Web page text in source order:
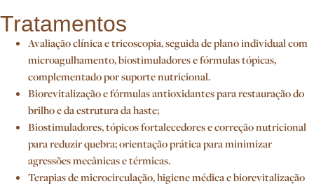
Tratamentos
Avaliação clínica e tricoscopia, seguida de plano individual com
microagulhamento, biostimuladores e fórmulas tópicas,
complementado por suporte nutricional.
Biorevitalização e fórmulas antioxidantes para restauração do
brilho e da estrutura da haste;
Biostimuladores, tópicos fortalecedores e correção nutricional
para reduzir quebra; orientação prática para minimizar
agressões mecânicas e térmicas.
Terapias de microcirculação, higiene médica e biorevitalização